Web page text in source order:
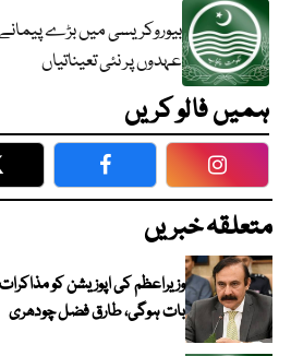
بیوروکریسی میں بڑے پیمانے
عہدوں پر نئی تعیناتیاں
ہمیں فالو کریں
Facebook
متعلقہ خبریں
وزیراعظم کی اپوزیشن کو
بات ہوگی، طارق فضل چودھری